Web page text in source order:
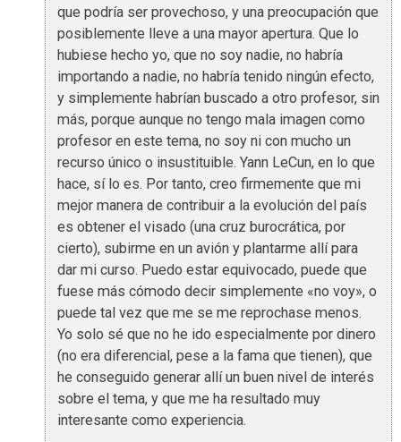
que podría ser provechoso, y una preocupación que
posiblemente lleve a una mayor apertura. Que lo
hubiese hecho yo, que no soy nadie, no habría
importando a nadie, no habría tenido ningún efecto,
y simplemente habrían buscado a otro profesor, sin
más, porque aunque no tengo mala imagen como
profesor en este tema, no soy ni con mucho un
recurso único o insustituible. Yann LeCun, en lo que
hace, sí lo es. Por tanto, creo firmemente que mi
mejor manera de contribuir a la evolución del país
es obtener el visado (una cruz burocrática, por
cierto), subirme en un avión y plantarme allí para
dar mi curso. Puedo estar equivocado, puede que
fuese más cómodo decir simplemente «no voy», o
puede tal vez que me se me reprochase menos.
Yo solo sé que no he ido especialmente por dinero
(no era diferencial, pese a la fama que tienen), que
he conseguido generar allí un buen nivel de interés
sobre el tema, y que me ha resultado muy
interesante como experiencia.